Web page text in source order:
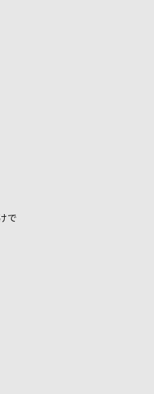
で